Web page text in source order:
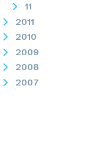
11
2011
2010
2009
2008
2007